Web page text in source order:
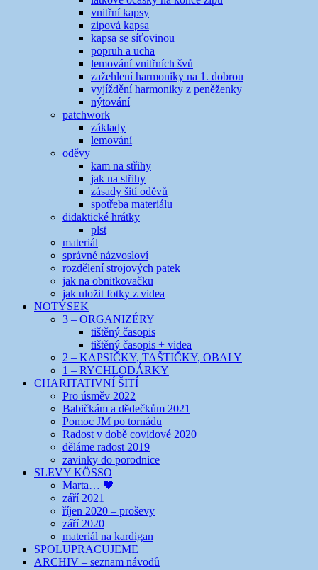
vnitřní kapsy
zipová kapsa
kapsa se síťovinou
popruh a ucha
lemování vnitřních švů
zažehlení harmoniky na 1. dobrou
vyjíždění harmoniky z peněženky
nýtování
patchwork
základy
lemování
oděvy
kam na střihy
jak na střihy
zásady šití oděvů
spotřeba materiálu
didaktické hrátky
plst
materiál
správné názvosloví
rozdělení strojových patek
jak na obnitkovačku
jak uložit fotky z videa
NOTÝSEK
3 – ORGANIZÉRY
tištěný časopis
tištěný časopis + videa
2 – KAPSIČKY, TAŠTIČKY, OBALY
1 – RYCHLODÁRKY
CHARITATIVNÍ ŠITÍ
Pro úsměv 2022
Babičkám a dědečkům 2021
Pomoc JM po tornádu
Radost v době covidové 2020
děláme radost 2019
zavinky do porodnice
SLEVY KÖSSO
Marta… 🖤
září 2021
říjen 2020 – proševy
září 2020
materiál na kardigan
SPOLUPRACUJEME
ARCHIV – seznam návodů